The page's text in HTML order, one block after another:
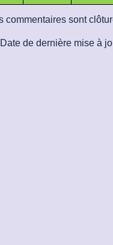
commentaires sont
Date de dernière mise à